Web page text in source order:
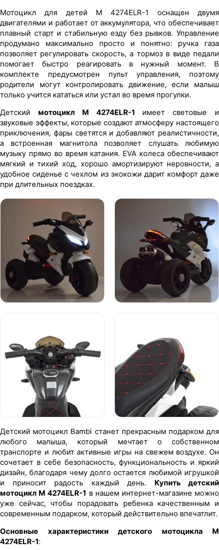
Мотоцикл для детей M 4274ELR-1 оснащен двумя
двигателями и работает от аккумулятора, что обеспечивает
плавный старт и стабильную езду без рывков. Управление
продумано максимально просто и понятно: ручка газа
позволяет регулировать скорость, а тормоз в виде педали
помогает быстро реагировать в нужный момент. В
комплекте предусмотрен пульт управления, поэтому
родители могут контролировать движение, если малыш
только учится кататься или устал во время прогулки.
Детский мотоцикл M 4274ELR-1 имеет световые и
звуковые эффекты, которые создают атмосферу настоящего
приключения, фары светятся и добавляют реалистичности,
а встроенная магнитола позволяет слушать любимую
музыку прямо во время катания. EVA колеса обеспечивают
мягкий и тихий ход, хорошо амортизируют неровности, а
удобное сиденье с чехлом из экокожи дарит комфорт даже
при длительных поездках.
Детский мотоцикл Bambi станет прекрасным подарком для
любого малыша, который мечтает о собственном
транспорте и любит активные игры на свежем воздухе. Он
сочетает в себе безопасность, функциональность и яркий
дизайн, благодаря чему долго остается любимой игрушкой
и приносит радость каждый день. Купить детский
мотоцикл M 4274ELR-1 в нашем интернет-магазине можно
уже сейчас, чтобы порадовать ребенка качественным и
современным подарком, который действительно впечатлит.
Основные характеристики детского мотоцикла M
4274ELR-1: